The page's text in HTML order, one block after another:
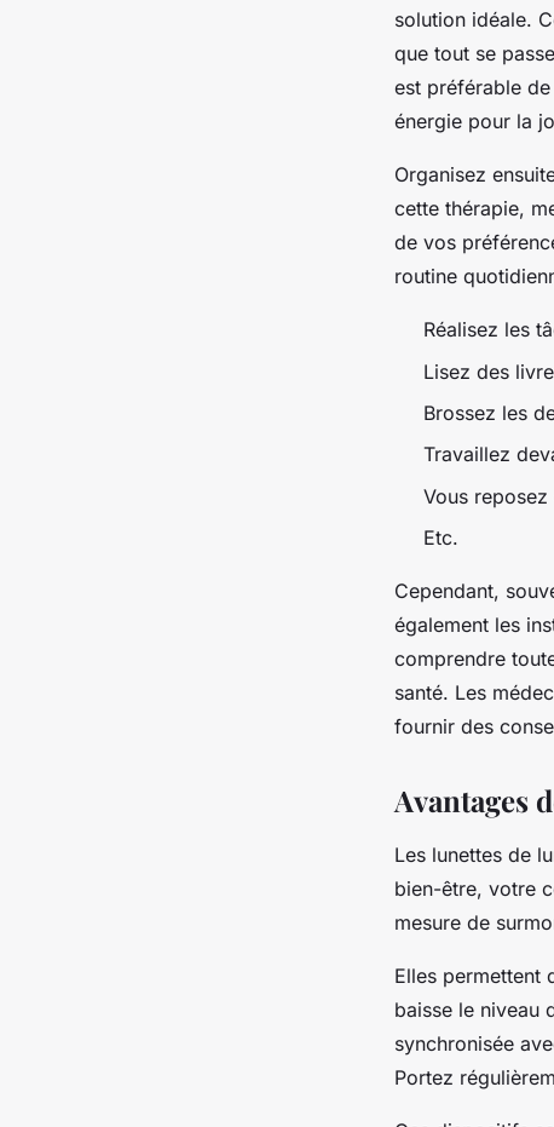
solution idéale.
que tout se
est préférable
énergie pour la
Organisez
cette thérapie,
de vos
routine
Réalisez les
Lisez des
Brossez les
Travaillez
Vous
Etc.
Cependant,
également les
comprendre
santé. Les
fournir des
Avantages
Les lunettes de
bien-être, votre
mesure de
Elles permettent
baisse le niveau
synchronisée
Portez